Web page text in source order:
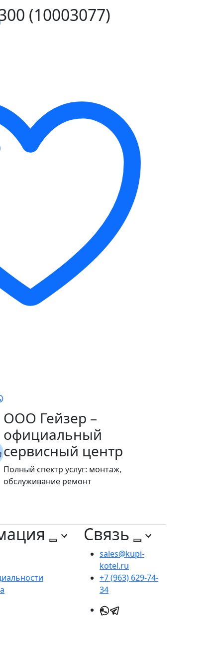
(10003077)
ООО Гейзер –
официальный
сервисный центр
Полный спектр услуг: монтаж,
обслуживание ремонт
Связь
sales@kupi-
kotel.ru
+7 (963) 629-74-
34